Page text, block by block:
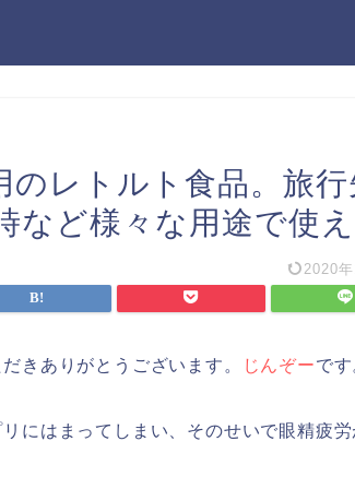
レトルト食品。旅行
など様々な用途で使
2020年
きありがとうございます。 じんぞーです
にはまってしまい、そのせいで眼精疲労